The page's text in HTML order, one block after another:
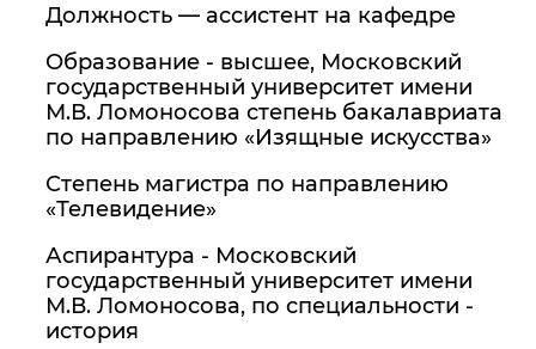
Должность — ассистент на кафедре
Образование - высшее, Московский
государственный университет имени
М.В. Ломоносова степень бакалавриата
по направлению «Изящные искусства»
Степень магистра по направлению
«Телевидение»
Аспирантура - Московский
государственный университет имени
М.В. Ломоносова, по специальности -
история